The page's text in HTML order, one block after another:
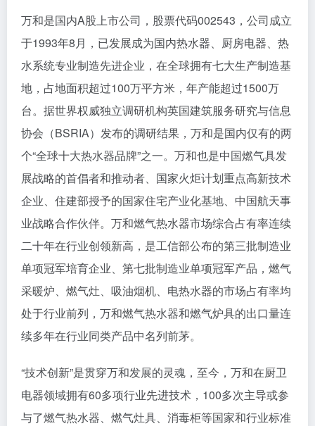
万和是国内A股上市公司，股票代码002543，公司成立
于1993年8月，已发展成为国内热水器、厨房电器、热
水系统专业制造先进企业，在全球拥有七大生产制造基
地，占地面积超过100万平方米，年产能超过1500万
台。据世界权威独立调研机构英国建筑服务研究与信息
协会（BSRIA）发布的调研结果，万和是国内仅有的两
个“全球十大热水器品牌”之一。万和也是中国燃气具发
展战略的首倡者和推动者、国家火炬计划重点高新技术
企业、住建部授予的国家住宅产业化基地、中国航天事
业战略合作伙伴。万和燃气热水器市场综合占有率连续
二十年在行业创领新高，是工信部公布的第三批制造业
单项冠军培育企业、第七批制造业单项冠军产品，燃气
采暖炉、燃气灶、吸油烟机、电热水器的市场占有率均
处于行业前列，万和燃气热水器和燃气炉具的出口量连
续多年在行业同类产品中名列前茅。
“技术创新”是贯穿万和发展的灵魂，至今，万和在厨卫
电器领域拥有60多项行业先进技术，100多次主导或参
与了燃气热水器、燃气灶具、消毒柜等国家和行业标准